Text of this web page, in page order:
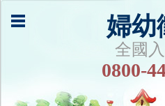
婦幼
全國
0800-